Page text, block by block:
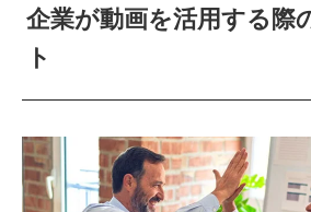
企業が動画を活用する際
ト